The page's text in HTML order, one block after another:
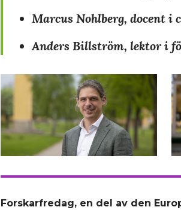
Marcus Nohlberg, docent i
Anders Billström, lektor i
Forskarfredag, en del av den